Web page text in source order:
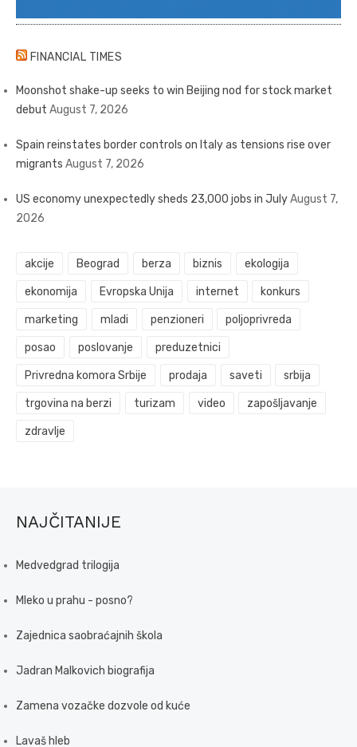
FINANCIAL TIMES
Moonshot shake-up seeks to win Beijing nod for stock market
debut August 7, 2026
Spain reinstates border controls on Italy as tensions rise over
migrants August 7, 2026
US economy unexpectedly sheds 23,000 jobs in JulyAugust 7,
2026
akcije Beograd berza biznis ekologija
ekonomija Evropska Unija internet konkurs
marketing mladi penzioneri poljoprivreda
posao poslovanje preduzetnici
Privredna komora Srbije prodaja saveti srbija
trgovina na berzi turizam video zapošljavanje
zdravlje
NAJČITANIJE
Medvedgrad trilogija
Mleko u prahu - posno?
Zajednica saobraćajnih škola
Jadran Malkovich biografija
Zamena vozačke dozvole od kuće
Lavaš hleb